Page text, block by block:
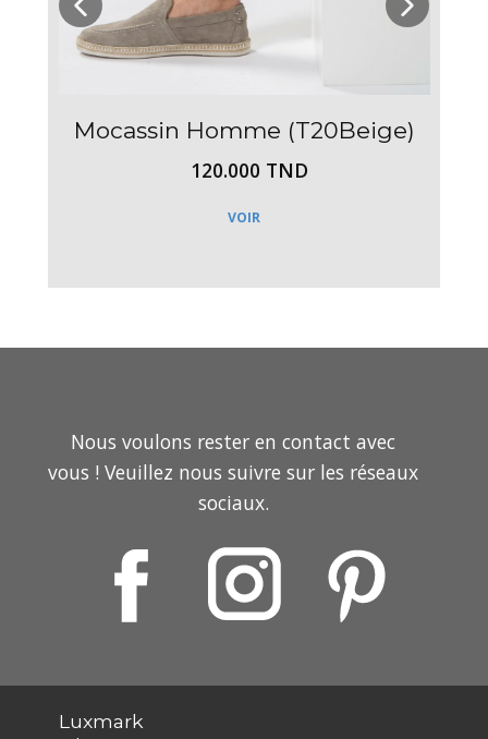
Mocassin Homme (T20Beige)
120.000 TND
VOIR
Nous voulons rester en contact avec
vous ! Veuillez nous suivre sur les réseaux
sociaux.
media so we can keep in touch.
Luxmark